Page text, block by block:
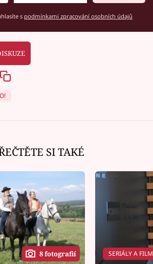
s podmínkami zpracování osobních údajů
SI TAKÉ
8 fotografií SERIÁLY A